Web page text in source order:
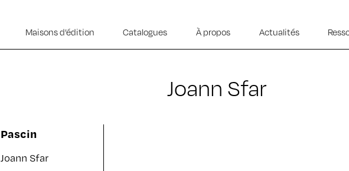
Maisons d’édition Catalogues À propos Actualités
Joann Sfar
Pascin
Joann Sfar